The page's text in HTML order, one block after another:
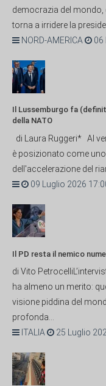
democrazia del mondo,
torna a irridere la
NORD-AMERICA
06
Il Lussemburgo fa
della NATO
di Laura Ruggeri* Al
è posizionato come
dell'accelerazione del
09 Luglio 2026
Il PD resta il nemico
di Vito
ha almeno un merito:
visione piddina del
profonda...
ITALIA
25 Luglio